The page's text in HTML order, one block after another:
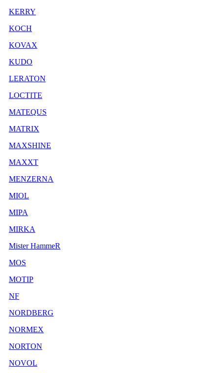
KERRY
KOCH
KOVAX
KUDO
LERATON
LOCTITE
MATEQUS
MATRIX
MAXSHINE
MAXXT
MENZERNA
MIOL
MIPA
MIRKA
Mister HammeR
MOS
MOTIP
NF
NORDBERG
NORMEX
NORTON
NOVOL